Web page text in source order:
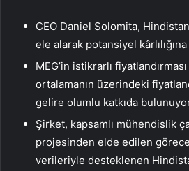
CEO Daniel Solomita,
ele alarak potansiyel
MEG’in istikrarlı
ortalamanın üzerindeki
gelire olumlu katkıda
Şirket, kapsamlı mühendislik
projesinden elde edilen
verileriyle desteklenen